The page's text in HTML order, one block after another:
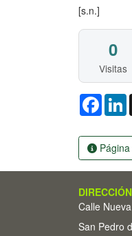
[s.n.]
0
Visitas
Calle
San Pedro